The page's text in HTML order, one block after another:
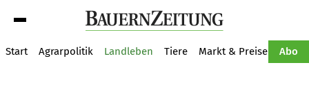
Start Agrarpolitik Landleben Tiere Markt & Preise Abo